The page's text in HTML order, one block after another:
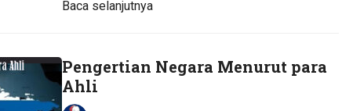
Baca selanjutnya
Pengertian Negara Menurut para
Ahli